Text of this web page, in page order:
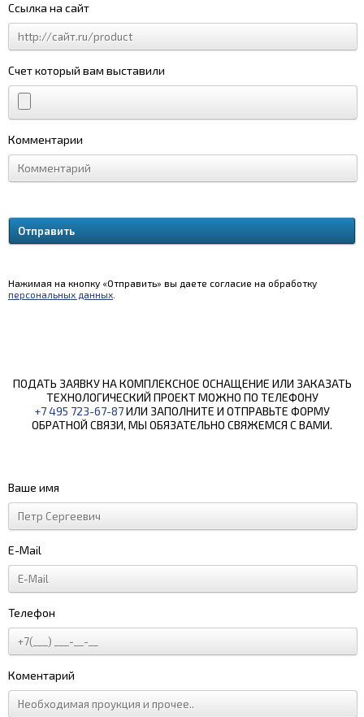
Ссылка на сайт
Счет который вам выставили
Комментарии
Нажимая на кнопку «Отправить» вы даете согласие на обработку
персональных данных
ПОДАТЬ ЗАЯВКУ НА КОМПЛЕКСНОЕ ОСНАЩЕНИЕ ИЛИ ЗАКАЗАТЬ
ТЕХНОЛОГИЧЕСКИЙ ПРОЕКТ МОЖНО ПО ТЕЛЕФОНУ
+7 495 723-67-87ИЛИ ЗАПОЛНИТЕ И ОТПРАВЬТЕ ФОРМУ
ОБРАТНОЙ СВЯЗИ, МЫ ОБЯЗАТЕЛЬНО СВЯЖЕМСЯ С ВАМИ.
Ваше имя
E-Mail
Телефон
Коментарий